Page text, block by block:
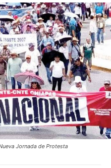
Jornada de Protesta